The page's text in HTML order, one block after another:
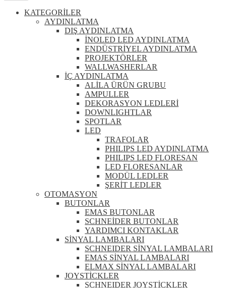
KATEGORİLER
AYDINLATMA
DIŞ AYDINLATMA
İNOLED LED AYDINLATMA
ENDÜSTRİYEL AYDINLATMA
PROJEKTÖRLER
WALLWASHERLAR
İÇ AYDINLATMA
ALİLA ÜRÜN GRUBU
AMPULLER
DEKORASYON LEDLERİ
DOWNLIGHTLAR
SPOTLAR
LED
TRAFOLAR
PHILIPS LED AYDINLATMA
PHILIPS LED FLORESAN
LED FLORESANLAR
MODÜL LEDLER
ŞERİT LEDLER
OTOMASYON
BUTONLAR
EMAS BUTONLAR
SCHNEİDER BUTONLAR
YARDIMCI KONTAKLAR
SİNYAL LAMBALARI
SCHNEIDER SİNYAL LAMBALARI
EMAS SİNYAL LAMBALARI
ELMAX SİNYAL LAMBALARI
JOYSTİCKLER
SCHNEIDER JOYSTİCKLER